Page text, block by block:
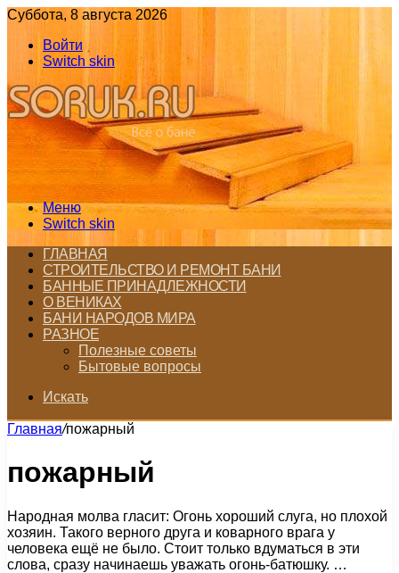
Суббота, 8 августа 2026
Войти
Switch skin
Меню
Switch skin
ГЛАВНАЯ
СТРОИТЕЛЬСТВО И РЕМОНТ БАНИ
БАННЫЕ ПРИНАДЛЕЖНОСТИ
О ВЕНИКАХ
БАНИ НАРОДОВ МИРА
РАЗНОЕ
Полезные советы
Бытовые вопросы
Искать
Главная/пожарный
пожарный
Народная молва гласит: Огонь хороший слуга, но плохой
хозяин. Такого верного друга и коварного врага у
человека ещё не было. Стоит только вдуматься в эти
слова, сразу начинаешь уважать огонь-батюшку. …